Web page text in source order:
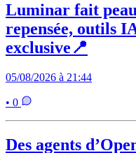
Luminar fait
repensée, outils
exclusive📍
05/08/2026 à 21:44
• 0
Des agents